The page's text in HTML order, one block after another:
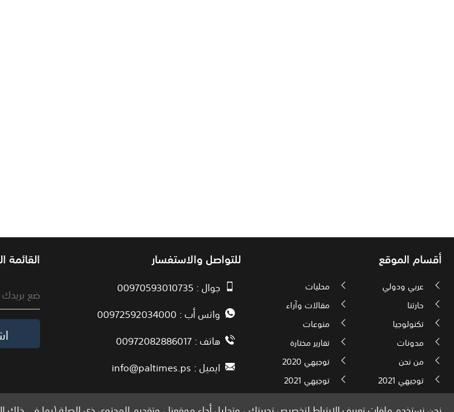
أقسام الموقع
عربي ودولي
محليات
حارتنا
مقالات وآراء
تكنولوجيا
منوعات
مدونات
تقارير مختارة
من نحن
توجيهي 2020
توجيهي 2021
توجيهي 2021
للتواصل والاستفسار
جوال : 00970593010735
واتس أب : 00972592034000
هاتف : 00972082886017
ايميل :info@paltimes.ps
القائمة